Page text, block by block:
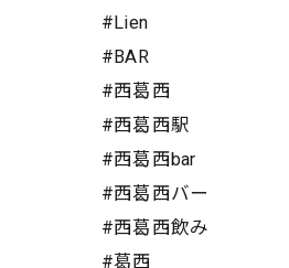
#Lien
#BAR
#西葛西
#西葛西駅
#西葛西bar
#西葛西バー
#西葛西飲み
#葛西